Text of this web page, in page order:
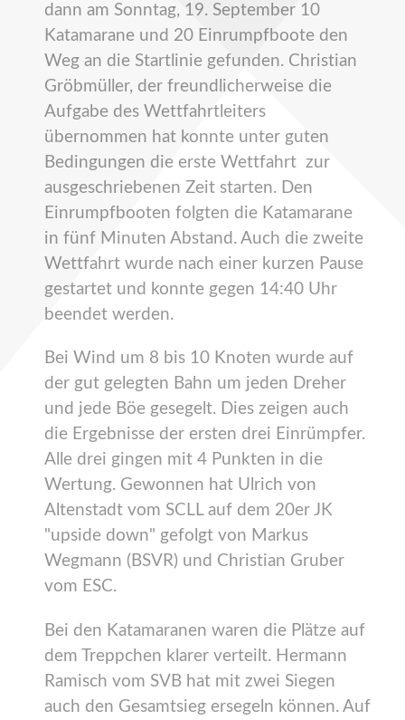
dann am Sonntag, 19. September 10
Katamarane und 20 Einrumpfboote den
Weg an die Startlinie gefunden. Christian
Gröbmüller, der freundlicherweise die
Aufgabe des Wettfahrtleiters
übernommen hat konnte unter guten
Bedingungen die erste Wettfahrt zur
ausgeschriebenen Zeit starten. Den
Einrumpfbooten folgten die Katamarane
in fünf Minuten Abstand. Auch die zweite
Wettfahrt wurde nach einer kurzen Pause
gestartet und konnte gegen 14:40 Uhr
beendet werden.
Bei Wind um 8 bis 10 Knoten wurde auf
der gut gelegten Bahn um jeden Dreher
und jede Böe gesegelt. Dies zeigen auch
die Ergebnisse der ersten drei Einrümpfer.
Alle drei gingen mit 4 Punkten in die
Wertung. Gewonnen hat Ulrich von
Altenstadt vom SCLL auf dem 20er JK
"upside down" gefolgt von Markus
Wegmann (BSVR) und Christian Gruber
vom ESC.
Bei den Katamaranen waren die Plätze auf
dem Treppchen klarer verteilt. Hermann
Ramisch vom SVB hat mit zwei Siegen
auch den Gesamtsieg ersegeln können. Auf